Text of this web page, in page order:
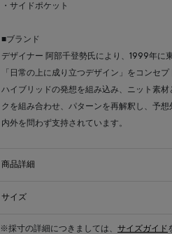
・サイドポケット
■ブランド
デザイナー 阿部千登勢氏により、1999年に
「日常の上に成り立つデザイン」をコンセプ
ハイブリッドの発想を組み込み、ニット素
クを組み合わせ、パターンを再解釈し、予
内外を問わず支持されています。
商品詳細
サイズ
※採寸の詳細につきましては、 サイズガイド